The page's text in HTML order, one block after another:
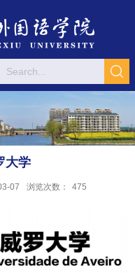
大学
07 浏览次数： 475